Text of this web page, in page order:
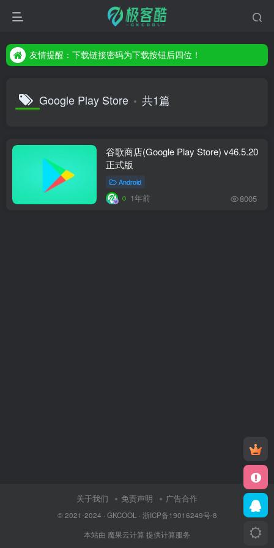
友情提醒：下载链接密码为下载按钮后四位！
友情提醒：下载链接密码为下载按钮后四位！
Google Play Store 共1篇
谷歌商店(Google Play Store) v46.5.20
正式版
Android
1年前 8005
关于我们 免责声明 广告合作
© 2021-2024 · GKCOOL · 浙ICP备19016249号-8
本站由 魔果云计算 提供计算服务